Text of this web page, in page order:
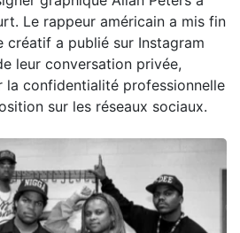
Le rappeur américain a mis fin
créatif a publié sur Instagram
leur conversation privée,
la confidentialité professionnelle
sur les réseaux sociaux.